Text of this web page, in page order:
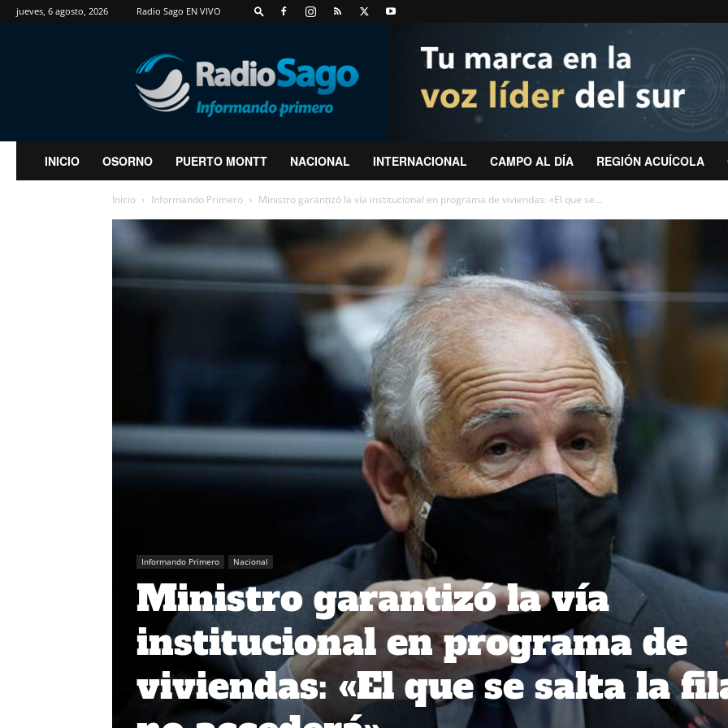
jueves, 6 agosto, 2026 Radio Sago EN VIVO
RadioSago
INICIO OSORNO PUERTO MONTT NACIONAL INTERNACIONAL CAMPO AL DÍA REGIÓN ACUÍCOLA
Inicio Informando Primero Ministro garantizó la vía institucional en programa de viviendas: «El que se...
Informando Primero Nacional
Ministro garantizó la vía
institucional en programa de
viviendas: «El que se salta la